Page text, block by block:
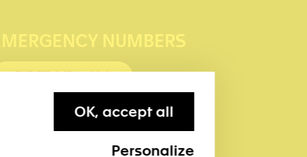
NUMBERS
FIRST AID : 144
POLICE: 117OK, accept all
Personalize